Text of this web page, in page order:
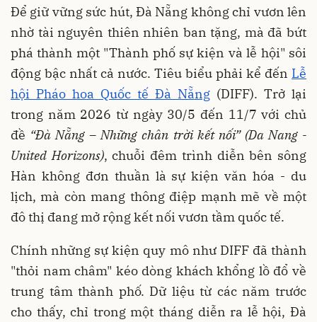
Để giữ vững sức hút, Đà Nẵng không chỉ vươn lên
nhờ tài nguyên thiên nhiên ban tặng, mà đã bứt
phá thành một "Thành phố sự kiện và lễ hội" sôi
động bậc nhất cả nước. Tiêu biểu phải kể đến Lễ
hội Pháo hoa Quốc tế Đà Nẵng (DIFF). Trở lại
trong năm 2026 từ ngày 30/5 đến 11/7 với chủ
đề “Đà Nẵng – Những chân trời kết nối” (Da Nang -
United Horizons), chuỗi đêm trình diễn bên sông
Hàn không đơn thuần là sự kiện văn hóa - du
lịch, mà còn mang thông điệp mạnh mẽ về một
đô thị đang mở rộng kết nối vươn tầm quốc tế.
Chính những sự kiện quy mô như DIFF đã thành
"thỏi nam châm" kéo dòng khách khổng lồ đổ về
trung tâm thành phố. Dữ liệu từ các năm trước
cho thấy, chỉ trong một tháng diễn ra lễ hội, Đà